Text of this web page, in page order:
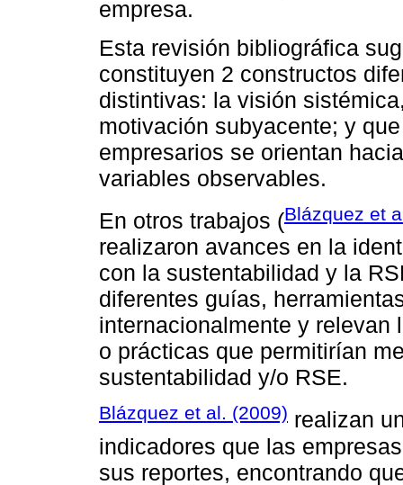
empresa.
Esta revisión bibliográfica
constituyen 2 constructos
distintivas: la visión
motivación subyacente; y
empresarios se orientan
variables observables.
En otros trabajos (Blázquez et
realizaron avances en la
con la sustentabilidad y la
diferentes guías,
internacionalmente y
o prácticas que permitirían
sustentabilidad y/o RSE.
Blázquez et al. (2009) realizan
indicadores que las
sus reportes, encontrando